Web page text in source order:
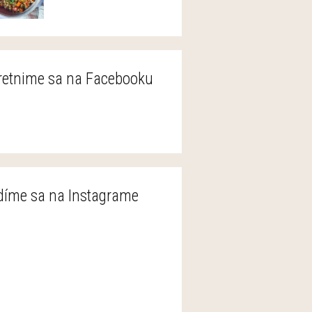
sa na Facebooku
sa na Instagrame